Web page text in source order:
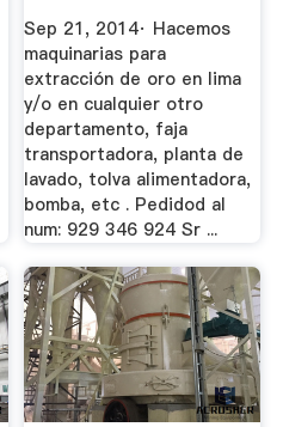
Sep 21, 2014· Hacemos
maquinarias para
extracción de oro en lima
y/o en cualquier otro
departamento, faja
transportadora, planta de
lavado, tolva alimentadora,
bomba, etc . Pedidod al
num: 929 346 924 Sr ...